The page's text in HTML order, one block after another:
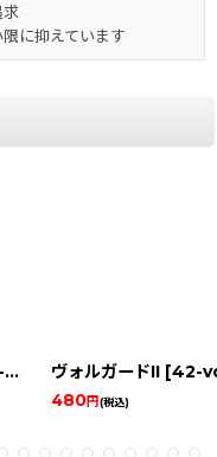
求
に抑えています
]
ヴォルガードII [42-
480円(税込)